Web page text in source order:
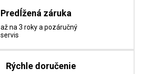
Predĺžená záruka
až na 3 roky a pozáručný
servis
Rýchle doručenie